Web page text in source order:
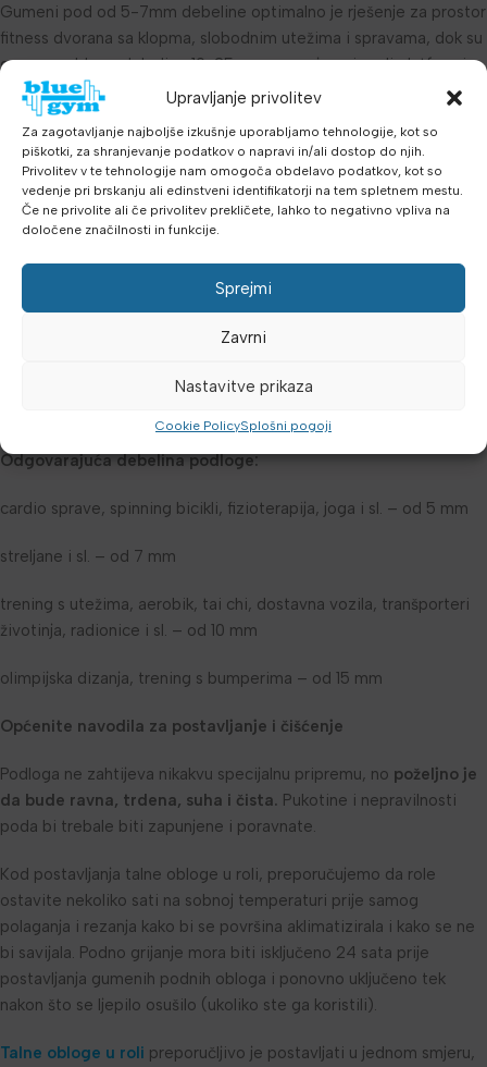
Upravljanje privolitev
Za zagotavljanje najboljše izkušnje uporabljamo tehnologije, kot so
piškotki, za shranjevanje podatkov o napravi in/ali dostop do njih.
Privolitev v te tehnologije nam omogoča obdelavo podatkov, kot so
vedenje pri brskanju ali edinstveni identifikatorji na tem spletnem mestu.
Če ne privolite ali če privolitev prekličete, lahko to negativno vpliva na
določene značilnosti in funkcije.
Sprejmi
Zavrni
Nastavitve prikaza
Cookie PolicySplošni pogoji
Gumeni pod od 5-7mm debeline optimalno je rješenje za prostor
fitness dvorana sa klopma, slobodnim utežima i spravama, dok su
gumene obloge debeline 10-25mm namenjene izradi platformi
za dizanje utega, te prostorima za Crossfit, Powerlifting i
funkcionalni trening.
Izvršite probnu naročilo, na gumene podove odobravamo
popust u odnosu na količinu!
Naše izuzetno kompaktne i maksimalno robusne gumene talne
izolirane protiv zvukova udarcev i lako se postavljaju na glatku i
Odgovarajuća debelina podloge:
cardio sprave, spinning bicikli, fizioterapija, joga i sl. – od 5 mm
streljane i sl. – od 7 mm
trening s utežima, aerobik, tai chi, dostavna vozila, tranšporteri
životinja, radionice i sl. – od 10 mm
olimpijska dizanja, trening s bumperima – od 15 mm
Općenite navodila za postavljanje i čišćenje
Podloga ne zahtijeva nikakvu specijalnu pripremu, no poželjno je
da bude ravna, trdena, suha i čista. Pukotine i nepravilnosti
poda bi trebale biti zapunjene i poravnate.
Kod postavljanja talne obloge u roli, preporučujemo da role
ostavite nekoliko sati na sobnoj temperaturi prije samog
polaganja i rezanja kako bi se površina aklimatizirala i kako se ne
bi savijala. Podno grijanje mora biti isključeno 24 sata prije
postavljanja gumenih podnih obloga i ponovno uključeno tek
nakon što se ljepilo osušilo (ukoliko ste ga koristili).
Talne obloge u roli preporučljivo je postavljati u jednom smjeru,